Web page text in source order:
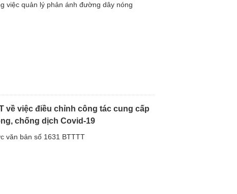
việc quản lý phản ánh đường dây nóng
về việc điều chỉnh công tác cung cấp
chống dịch Covid-19
văn bản số 1631 BTTTT